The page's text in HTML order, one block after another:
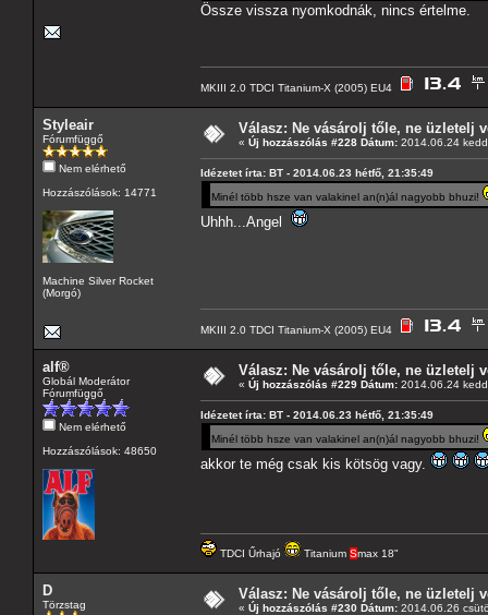
Össze vissza nyomkodnák, nincs értelme.
MKIII 2.0 TDCI Titanium-X (2005) EU4
Styleair
Fórumfüggő
Nem elérhető
Hozzászólások: 14771
Machine Silver Rocket
(Morgó)
Válasz: Ne vásárolj tőle, ne üzletelj
« Új hozzászólás #228 Dátum: 2014.06.24
Idézetet írta: BT - 2014.06.23 hétfő, 21:35:49
Minél több hsze van valakinel an(n)ál nagyobb bhuzi!
Uhhh...Angel
MKIII 2.0 TDCI Titanium-X (2005) EU4
alf®
Globál Moderátor
Fórumfüggő
Nem elérhető
Hozzászólások: 48650
Válasz: Ne vásárolj tőle, ne üzletelj
« Új hozzászólás #229 Dátum: 2014.06.24
Idézetet írta: BT - 2014.06.23 hétfő, 21:35:49
Minél több hsze van valakinel an(n)ál nagyobb bhuzi!
akkor te még csak kis kötsög vagy.
TDCI Űrhajó Titanium Smax 18"
D
Törzstag
Válasz: Ne vásárolj tőle, ne üzletelj
« Új hozzászólás #230 Dátum: 2014.06.26